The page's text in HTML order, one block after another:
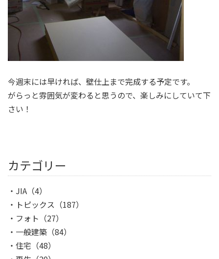
今週末には早ければ、壁仕上まで完成する予定です。
がらっと雰囲気が変わると思うので、楽しみにしていて下
さい！
カテゴリー
JIA （4）
トピックス （187）
フォト （27）
一般建築 （84）
住宅 （48）